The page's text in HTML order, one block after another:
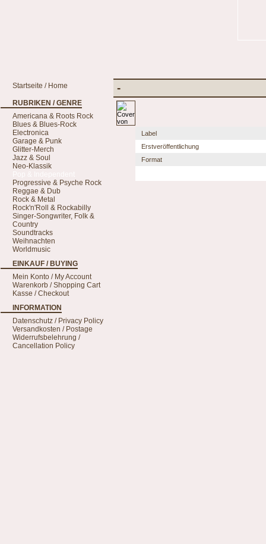
Startseite / Home
RUBRIKEN / GENRE
Americana & Roots Rock
Blues & Blues-Rock
Electronica
Garage & Punk
Glitter-Merch
Jazz & Soul
Neo-Klassik
Progressive & Psyche Rock
Reggae & Dub
Rock & Metal
Rock'n'Roll & Rockabilly
Singer-Songwriter, Folk &
Country
Soundtracks
Weihnachten
Worldmusic
EINKAUF / BUYING
Mein Konto / My Account
Warenkorb / Shopping Cart
Kasse / Checkout
INFORMATION
Datenschutz / Privacy Policy
Versandkosten / Postage
Widerrufsbelehrung /
Cancellation Policy
-
Label
Erstveröffentlichung
Format